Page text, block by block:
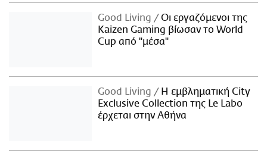
Good Living
Οι εργαζόμενοι της
Kaizen Gaming βίωσαν το World
Cup από "μέσα"
Good Living
Η εμβληματική City
Exclusive Collection της Le Labo
έρχεται στην Αθήνα